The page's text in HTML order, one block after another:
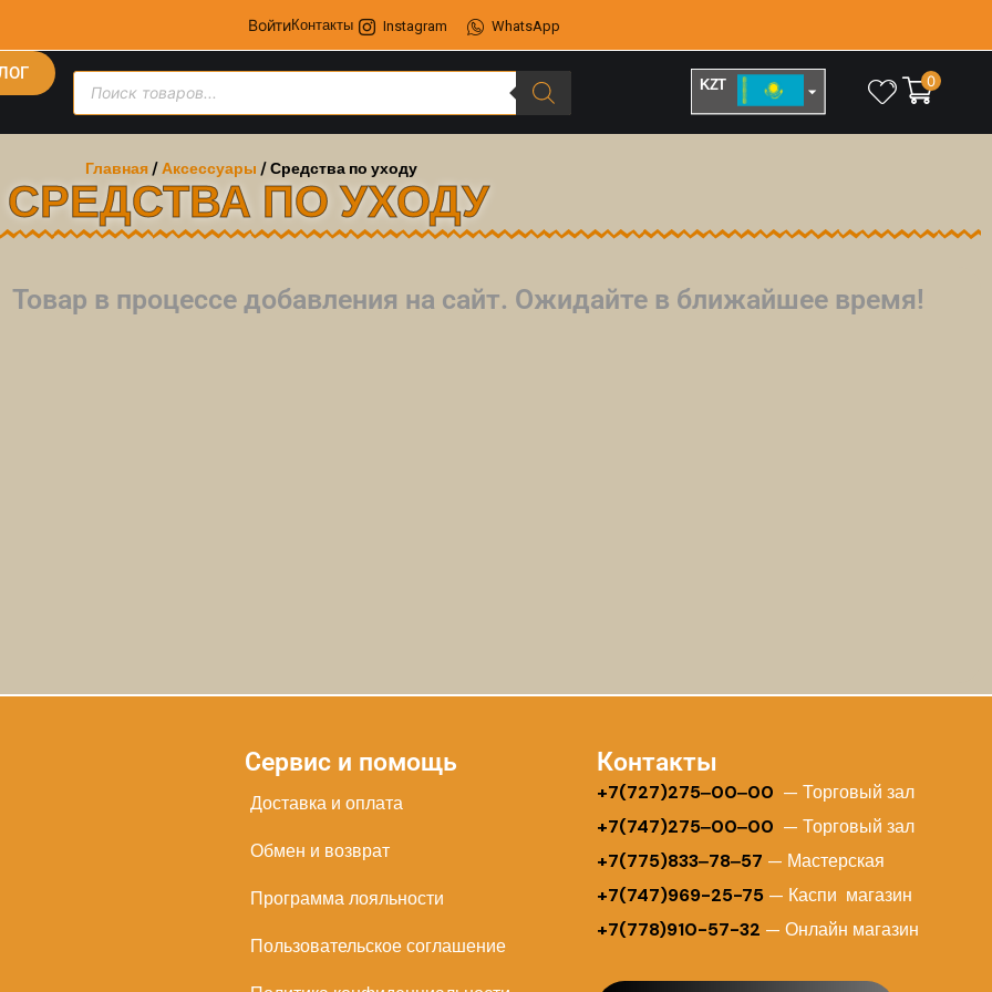
ВойтиКонтакты Instagram WhatsApp
KZT 0
Главная/Аксессуары / Средства по уходу
СРЕДСТВА ПО УХОДУ
Товар в процессе добавления на сайт. Ожидайте в ближайшее время!
Сервис и помощь
Доставка и оплата
Обмен и возврат
Программа лояльности
Пользовательское соглашение
Контакты
+7(727)275‒00‒00 — Торговый зал
+7(747)275‒00‒00 — Торговый зал
+7(775)833‒78‒57 — Мастерская
+7(747)969-25-75— Каспи магазин
+7(778)910-57-32 — Онлайн магазин